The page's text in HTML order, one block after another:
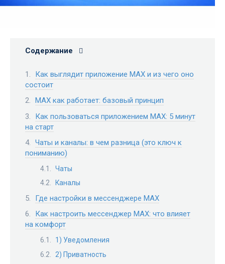
Содержание
Как выглядит приложение MAX и из чего оно
состоит
MAX как работает: базовый принцип
Как пользоваться приложением MAX: 5 минут
на старт
Чаты и каналы: в чем разница (это ключ к
пониманию)
Чаты
Каналы
Где настройки в мессенджере MAX
Как настроить мессенджер MAX: что влияет
на комфорт
1) Уведомления
2) Приватность